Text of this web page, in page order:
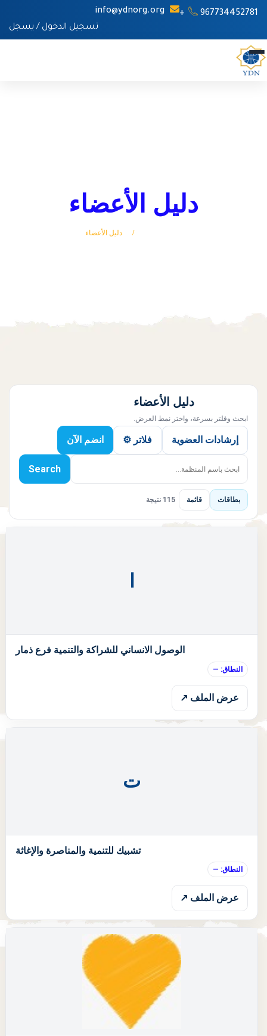
967734452781+
info@ydnorg.org
تسجيل الدخول / يسجل
دليل الأعضاء
دليل الأعضاء
دليل الأعضاء
ابحث وفلتر بسرعة، واختر نمط العرض.
إرشادات العضوية فلاتر ⚙️ انضم الآن
Search
بطاقات قائمة 115 نتيجة
الوصول الانساني للشراكة والتنمية فرع ذمار
النطاق: —
عرض الملف ↗
ت
تشبيك للتنمية والمناصرة والإغاثة
النطاق: —
عرض الملف ↗